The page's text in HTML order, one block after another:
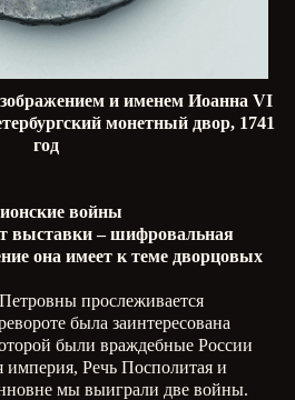
и именем Иоанна VI
монетный двор, 1741
год
войны
выставки – шифровальная
она имеет к теме дворцовых
прослеживается
была заинтересована
были враждебные России
империя, Речь Посполитая и
мы выиграли две войны.